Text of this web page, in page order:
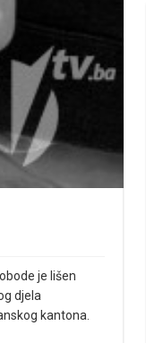
je lišen
djela
kantona.